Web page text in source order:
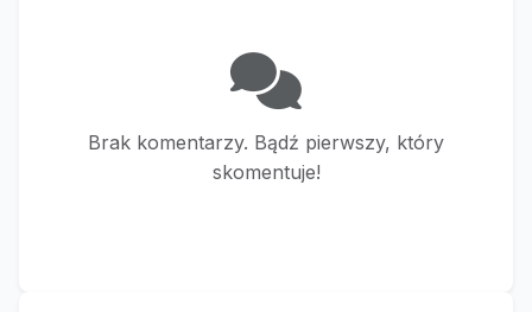
Brak komentarzy. Bądź pierwszy, który
skomentuje!